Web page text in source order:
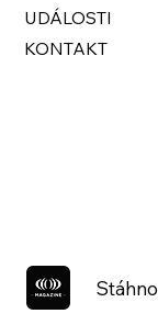
UDÁLOSTI
KONTAKT